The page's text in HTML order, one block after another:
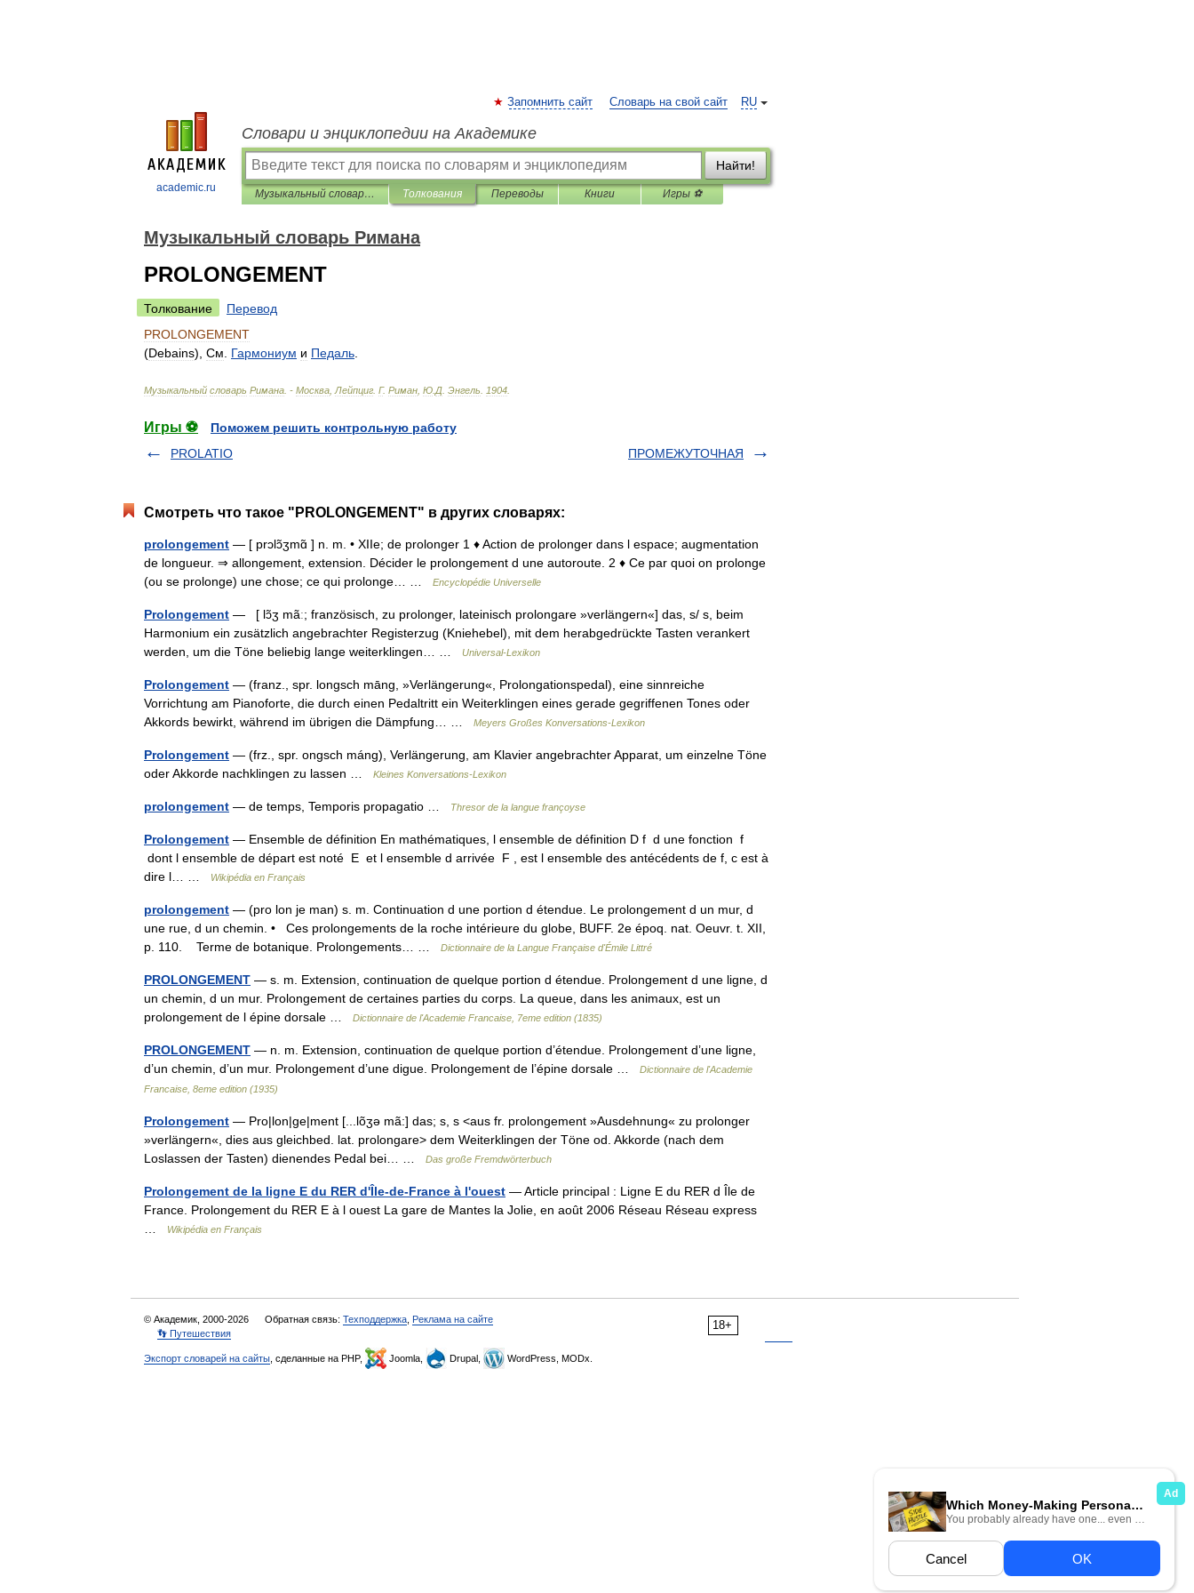
academic.ru
RU
Запомнить сайт Словарь на свой сайт
Словари и энциклопедии на Академике
Найти!
Музыкальный словарь Римана Толкования Переводы Книги Игры ⚽
Музыкальный словарь Римана
PROLONGEMENT
Толкование
Перевод
PROLONGEMENT
(Debains), См Гармониум и Педаль
Музыкальный словарь Римана . - Москва Лейпциг Г. Риман Ю Д Энгель 1904
Игры ⚽
Поможем решить контрольную работу
PROLATIO
ПРОМЕЖУТОЧНАЯ
Смотреть что такое "PROLONGEMENT" в других словарях:
prolongement — [ prɔlɔ̃ʒmɑ̃ ] n. m. • XIIe; de prolonger 1 ♦ Action de prolonger dans l espace; augmentation
de longueur. ⇒ allongement, extension. Décider le prolongement d une autoroute. 2 ♦ Ce par quoi on prolonge
(ou se prolonge) une chose; ce qui prolonge… …
Encyclopédie Universelle
Prolongement — [ lɔ̃ʒ mãː; französisch, zu prolonger, lateinisch prolongare »verlängern«] das, s/ s, beim
Harmonium ein zusätzlich angebrachter Registerzug (Kniehebel), mit dem herabgedrückte Tasten verankert
werden, um die Töne beliebig lange weiterklingen… …
Universal-Lexikon
Prolongement — (franz., spr. longsch māng, »Verlängerung«, Prolongationspedal), eine sinnreiche
Vorrichtung am Pianoforte, die durch einen Pedaltritt ein Weiterklingen eines gerade gegriffenen Tones oder
Akkords bewirkt, während im übrigen die Dämpfung… …
Meyers Großes Konversations-Lexikon
Prolongement — (frz., spr. ongsch máng), Verlängerung, am Klavier angebrachter Apparat, um einzelne Töne
oder Akkorde nachklingen zu lassen …
Kleines Konversations-Lexikon
prolongement — de temps, Temporis propagatio … Thresor de la langue françoyse
Prolongement — Ensemble de définition En mathématiques, l ensemble de définition D f d une fonction f
dont l ensemble de départ est noté E et l ensemble d arrivée F , est l ensemble des antécédents de f, c est à
dire l… …
Wikipédia en Français
prolongement — (pro lon je man) s. m. Continuation d une portion d étendue. Le prolongement d un mur, d
une rue, d un chemin. • Ces prolongements de la roche intérieure du globe, BUFF. 2e époq. nat. Oeuvr. t. XII,
p. 110. Terme de botanique. Prolongements… …
Dictionnaire de la Langue Française d'Émile Littré
PROLONGEMENT — s. m. Extension, continuation de quelque portion d étendue. Prolongement d une ligne, d
un chemin, d un mur. Prolongement de certaines parties du corps. La queue, dans les animaux, est un
prolongement de l épine dorsale …
Dictionnaire de l'Academie Francaise, 7eme edition (1835)
PROLONGEMENT — n. m. Extension, continuation de quelque portion d’étendue. Prolongement d’une ligne,
d’un chemin, d’un mur. Prolongement d’une digue. Prolongement de l’épine dorsale …
Dictionnaire de l'Academie
Francaise, 8eme edition (1935)
Prolongement — Pro|lon|ge|ment [...lõʒə mã:] das; s, s <aus fr. prolongement »Ausdehnung« zu prolonger
»verlängern«, dies aus gleichbed. lat. prolongare> dem Weiterklingen der Töne od. Akkorde (nach dem
Loslassen der Tasten) dienendes Pedal bei… …
Das große Fremdwörterbuch
Prolongement de la ligne E du RER d'Île-de-France à l'ouest — Article principal : Ligne E du RER d Île de
France. Prolongement du RER E à l ouest La gare de Mantes la Jolie, en août 2006 Réseau Réseau express
Wikipédia en Français
18+
© Академик, 2000-2026 Обратная связь: Техподдержка Реклама на сайте
👣 Путешествия
Экспорт словарей на сайты , сделанные на PHP, Joomla, Drupal, WordPress, MODx.